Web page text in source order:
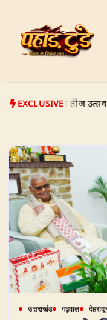
content
EXCLUSIVE
में तीज उत्सव पर
उत्तराखंड गढ़वाल